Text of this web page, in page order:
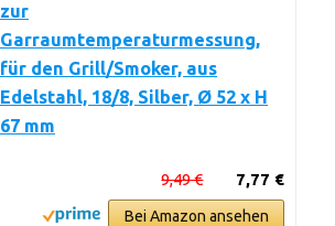
zur
Garraumtemperaturmessung,
für den Grill/Smoker, aus
Edelstahl, 18/8, Silber, Ø 52 x H
67 mm
7,77 €
9,49 €
Bei Amazon ansehen